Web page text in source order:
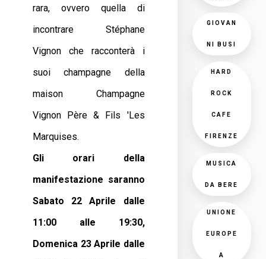
rara, ovvero quella di
incontrare Stéphane
Vignon che racconterà i
suoi champagne della
maison Champagne
Vignon Père & Fils 'Les
Marquises.
Gli orari della
manifestazione saranno
Sabato 22 Aprile dalle
11:00 alle 19:30,
Domenica 23 Aprile dalle
GIOVAN
NI BUSI
HARD
ROCK
CAFE
FIRENZE
MUSICA
DA BERE
UNIONE
EUROPE
A